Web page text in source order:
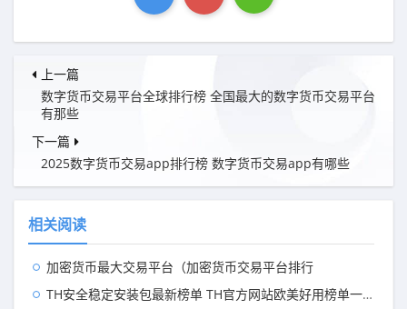
上一篇
数字货币交易平台全球排行榜 全国最大的数字货币交易平台
有那些
下一篇
2025数字货币交易app排行榜 数字货币交易app有哪些
相关阅读
加密货币最大交易平台（加密货币交易平台排行
TH安全稳定安装包最新榜单 TH官方网站欧美好用榜单一览